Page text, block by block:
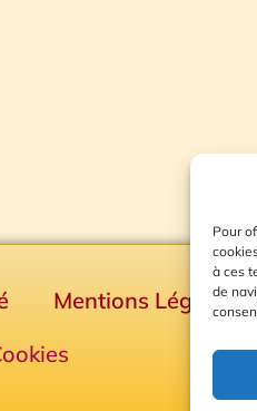
Pour
à ces
de
Mentions Légales